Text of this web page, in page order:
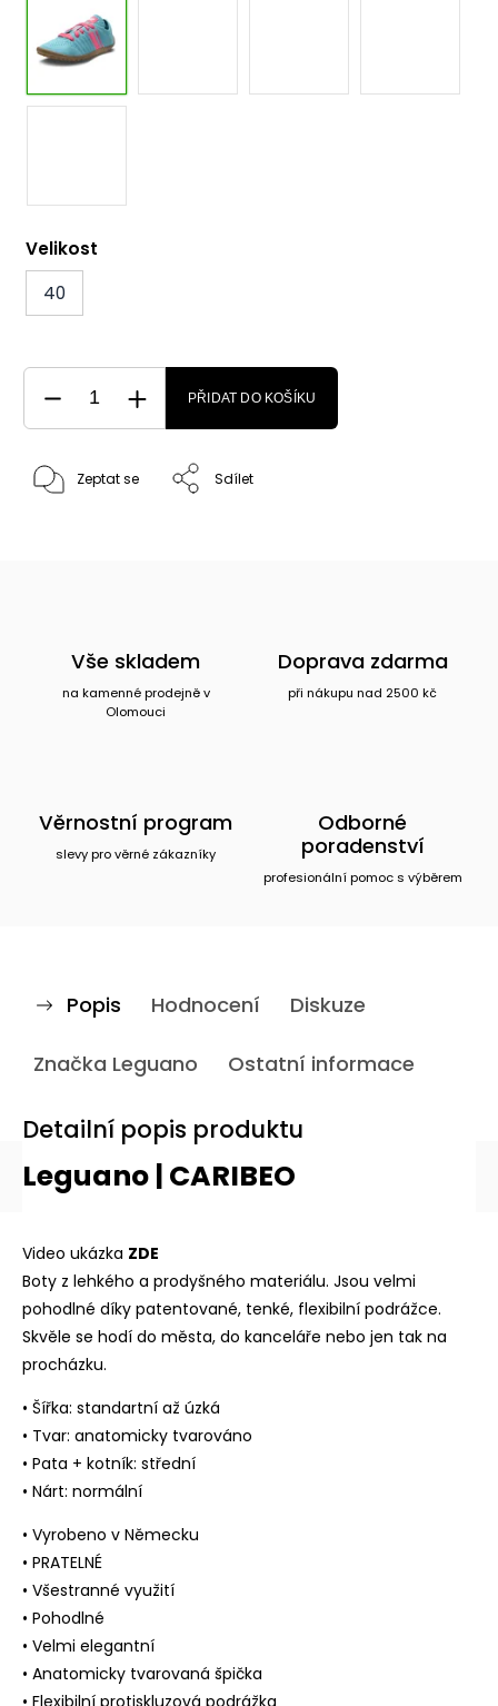
Velikost
40
PŘIDAT DO KOŠÍKU
Zeptat se Sdílet
Vše skladem
na kamenné prodejně v
Olomouci
Doprava zdarma
při nákupu nad 2500 kč
Věrnostní program
slevy pro věrné zákazníky
Odborné
poradenství
profesionální pomoc s výběrem
Popis Hodnocení Diskuze
Značka Leguano Ostatní informace
Detailní popis produktu
Leguano | CARIBEO
Video ukázka ZDE
Boty z lehkého a prodyšného materiálu. Jsou velmi
pohodlné díky patentované, tenké, flexibilní podrážce.
Skvěle se hodí do města, do kanceláře nebo jen tak na
procházku.
• Šířka: standartní až úzká
• Tvar: anatomicky tvarováno
• Pata + kotník: střední
• Nárt: normální
• Vyrobeno v Německu
• PRATELNÉ
• Všestranné využití
• Pohodlné
• Velmi elegantní
• Anatomicky tvarovaná špička
• Flexibilní protiskluzová podrážka